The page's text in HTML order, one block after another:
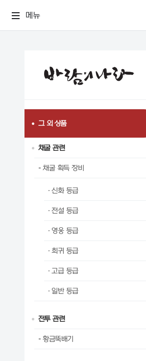
메뉴
그 외 상품
채굴 관련
채굴 획득 장비
신화 등급
전설 등급
영웅 등급
희귀 등급
고급 등급
일반 등급
전투 관련
황금뚝배기